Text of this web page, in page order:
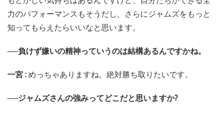
力のパフォーマンスもそうだし、さらにジャムズをもっと
知ってもらえたらいいなと思います。
──負けず嫌いの精神っていうのは結構あるんですかね。
一宮 :めっちゃありますね。絶対勝ち取りたいです。
──ジャムズさんの強みってどこだと思いますか?